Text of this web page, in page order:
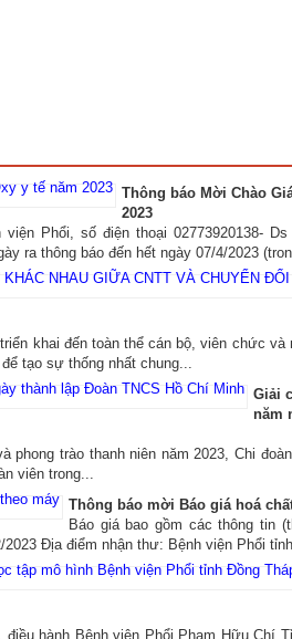
Thông báo Mời Chào
2023
Phổi, số điện thoại 02773920138- Ds
ra thông báo đến hết ngày 07/4/2023
khai đến toàn thể cán bộ, viên chức và
tạo sự thống nhất chung...
Giải
năm
trào thanh niên năm 2023, Chi đoàn
viên trong...
Thông báo mời Báo giá hoá
Báo giá bao gồm các thông tin
Địa điểm nhận thư: Bệnh viện Phổi
hành Bệnh viện Phổi Phạm Hữu Chí